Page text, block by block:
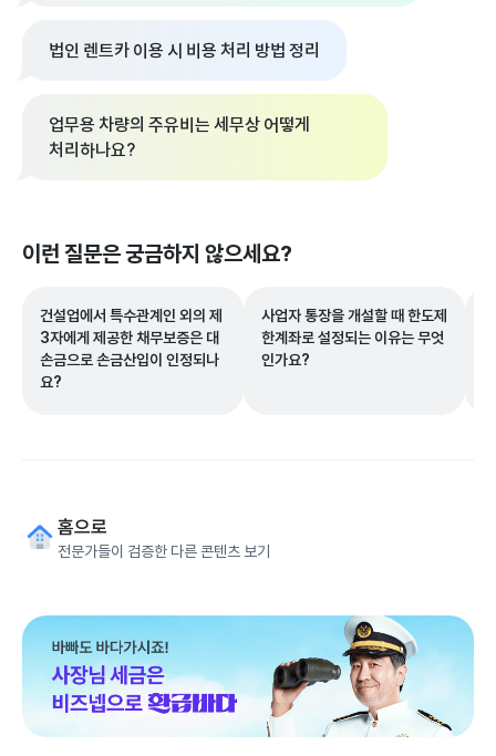
법인 렌트카 이용 시 비용 처리 방법 정리
업무용 차량의 주유비는 세무상 어떻게
처리하나요?
이런 질문은 궁금하지 않으세요?
건설업에서 특수관계인 외의 제
3자에게 제공한 채무보증은 대
손금으로 손금산입이 인정되나
요?
사업자 통장을 개설할 때 한도제
한계좌로 설정되는 이유는 무엇
인가요?
홈으로
전문가들이 검증한 다른 콘텐츠 보기